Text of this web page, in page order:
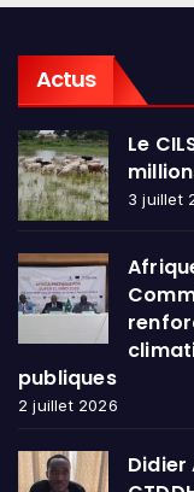
Actus
Le
3 juillet
publiques
2 juillet 2026
Didier